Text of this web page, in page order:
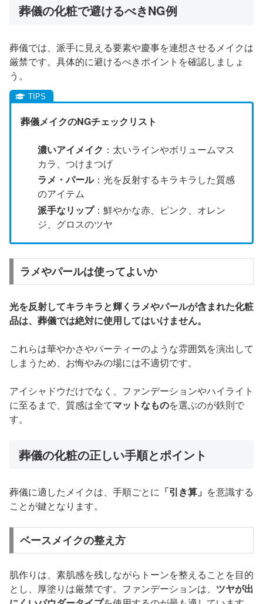
葬儀の化粧で避けるべきNG例
葬儀では、派手に見える要素や慶事を連想させるメイクは
厳禁です。具体的に避けるべきポイントを確認しましょ
う。
葬儀メイクのNGチェックリスト
濃いアイメイク ：太いラインやボリュームマス
カラ、つけまつげ
ラメ・パール：光を反射するキラキラした質感
のアイテム
派手なリップ：鮮やかな赤、ピンク、オレン
ジ、グロスのツヤ
ラメやパールは使ってよいか
光を反射してキラキラと輝くラメやパールが含まれた化粧
品は、葬儀では絶対に使用してはいけません。
これらは華やかさやパーティーのような雰囲気を演出して
しまうため、お悔やみの場には不適切です。
アイシャドウだけでなく、ファンデーションやハイライト
に至るまで、質感は全てマットなものを選ぶのが鉄則で
す。
葬儀の化粧の正しい手順とポイント
葬儀に適したメイクは、手順ごとに 「引き算」 を意識する
ことが鍵となります。
ベースメイクの整え方
肌作りは、素肌感を残しながらトーンを整えることを目的
とし、厚塗りは厳禁です。ファンデーションは、 ツヤが出